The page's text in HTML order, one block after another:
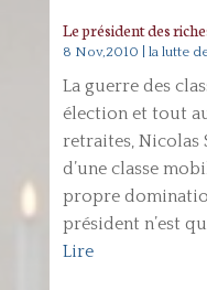
Le président des
8 Nov,2010 la lutte
La guerre des
élection et tout
retraites, Nicolas
d’une classe
propre
président n’est
Lire